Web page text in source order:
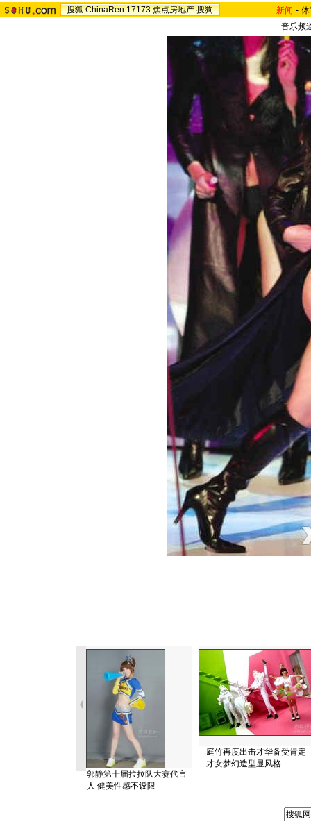
搜狐 ChinaRen 17173 焦点房地产 搜狗 新闻 -
音乐频
郭静第十届拉拉队大赛代言
人 健美性感不设限
庭竹再度出击才华备受肯定
才女梦幻造型显风格